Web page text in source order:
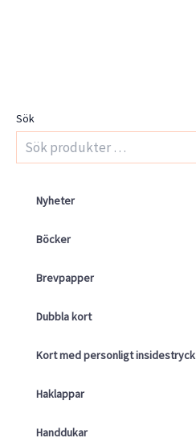
Sök
Nyheter
Böcker
Brevpapper
Dubbla kort
Kort med personligt insidestryck
Haklappar
Handdukar